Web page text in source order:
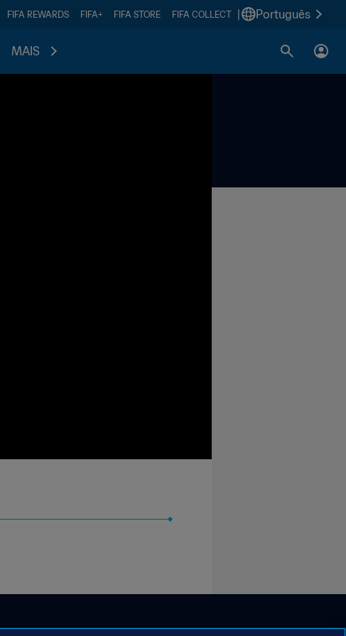
FIFA REWARDS FIFA+ FIFA STORE FIFA COLLECT Português
MAIS